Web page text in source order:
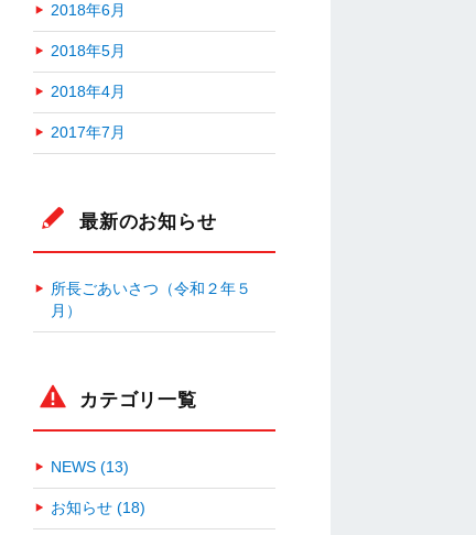
2018年6月
2018年5月
2018年4月
2017年7月
最新のお知らせ
所長ごあいさつ（令和２年５
月）
カテゴリ一覧
NEWS (13)
お知らせ (18)